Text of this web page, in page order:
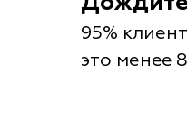
95%
это менее